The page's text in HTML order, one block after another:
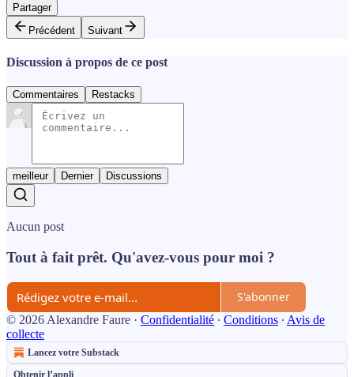
Partager
Précédent
Suivant
Discussion à propos de ce post
Commentaires Restacks
meilleur Dernier Discussions
Aucun post
Tout à fait prêt. Qu'avez-vous pour moi ?
S'abonner
© 2026 Alexandre Faure · Confidentialité ∙ Conditions ∙ Avis de
collecte
Lancez votre Substack
Obtenir l’appli